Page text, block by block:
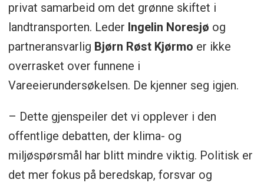
privat samarbeid om det grønne skiftet i
landtransporten. Leder Ingelin Noresjø og
partneransvarlig Bjørn Røst Kjørmo er ikke
overrasket over funnene i
Vareeierundersøkelsen. De kjenner seg igjen.
– Dette gjenspeiler det vi opplever i den
offentlige debatten, der klima- og
miljøspørsmål har blitt mindre viktig. Politisk er
det mer fokus på beredskap, forsvar og